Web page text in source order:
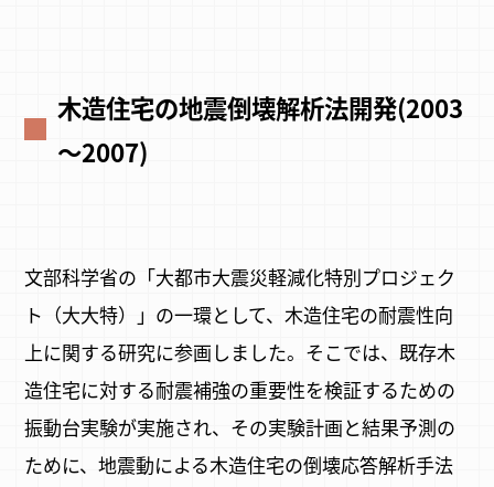
木造住宅の地震倒壊解析法開発(2003
～2007)
文部科学省の「大都市大震災軽減化特別プロジェク
ト（大大特）」の一環として、木造住宅の耐震性向
上に関する研究に参画しました。そこでは、既存木
造住宅に対する耐震補強の重要性を検証するための
振動台実験が実施され、その実験計画と結果予測の
ために、地震動による木造住宅の倒壊応答解析手法